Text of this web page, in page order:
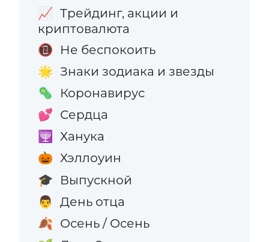
📈 Трейдинг, акции и
криптовалюта
📵 Не беспокоить
🌟 Знаки зодиака и звезды
🦠 Коронавирус
💕 Сердца
🕎 Ханука
🎃 Хэллоуин
🎓 Выпускной
👨 День отца
🍂 Осень / Осень